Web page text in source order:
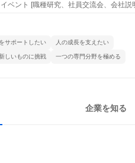
ベント [職種研究、社員交流会、会社説
サポートしたい 人の成長を支えたい
しいものに挑戦 一つの専門分野を極める
企業を知る